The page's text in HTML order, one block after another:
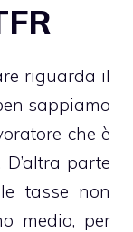
riguarda il
sappiamo
che è
parte
tasse non
medio, per